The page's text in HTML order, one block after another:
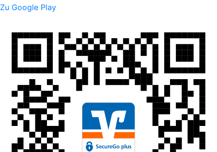
Zu Google Play